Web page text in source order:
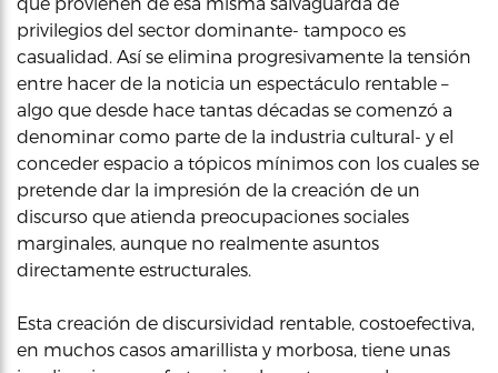
privilegios del sector dominante- tampoco es
casualidad. Así se elimina progresivamente la tensión
entre hacer de la noticia un espectáculo rentable –
algo que desde hace tantas décadas se comenzó a
denominar como parte de la industria cultural- y el
conceder espacio a tópicos mínimos con los cuales se
pretende dar la impresión de la creación de un
discurso que atienda preocupaciones sociales
marginales, aunque no realmente asuntos
directamente estructurales.
Esta creación de discursividad rentable, costoefectiva,
en muchos casos amarillista y morbosa, tiene unas